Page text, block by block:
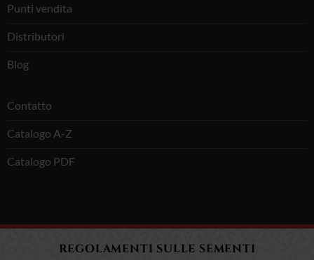
Punti vendita
Distributori
Blog
Contatto
Catalogo A-Z
Catalogo PDF
REGOLAMENTI SULLE SEMENTI